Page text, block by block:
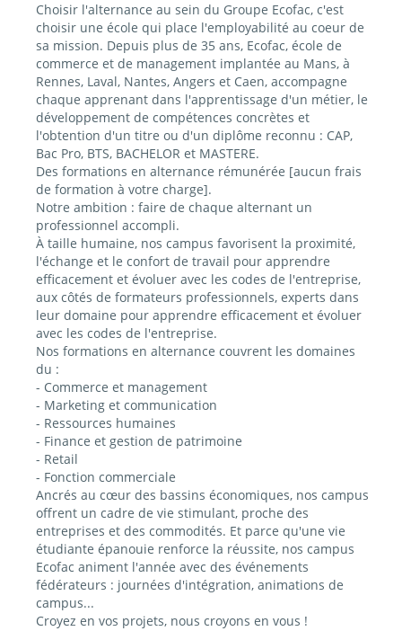
Choisir l'alternance au sein du Groupe Ecofac, c'est
choisir une école qui place l'employabilité au coeur de
sa mission. Depuis plus de 35 ans, Ecofac, école de
commerce et de management implantée au Mans, à
Rennes, Laval, Nantes, Angers et Caen, accompagne
chaque apprenant dans l'apprentissage d'un métier, le
développement de compétences concrètes et
l'obtention d'un titre ou d'un diplôme reconnu : CAP,
Bac Pro, BTS, BACHELOR et MASTERE.
Des formations en alternance rémunérée [aucun frais
de formation à votre charge].
Notre ambition : faire de chaque alternant un
professionnel accompli.
À taille humaine, nos campus favorisent la proximité,
l'échange et le confort de travail pour apprendre
efficacement et évoluer avec les codes de l'entreprise,
aux côtés de formateurs professionnels, experts dans
leur domaine pour apprendre efficacement et évoluer
avec les codes de l'entreprise.
Nos formations en alternance couvrent les domaines
du :
- Commerce et management
- Marketing et communication
- Ressources humaines
- Finance et gestion de patrimoine
- Retail
- Fonction commerciale
Ancrés au cœur des bassins économiques, nos campus
offrent un cadre de vie stimulant, proche des
entreprises et des commodités. Et parce qu'une vie
étudiante épanouie renforce la réussite, nos campus
Ecofac animent l'année avec des événements
fédérateurs : journées d'intégration, animations de
campus...
Croyez en vos projets, nous croyons en vous !